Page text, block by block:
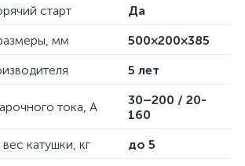
старт
Да
мм
500×200×385
5 лет
тока, А
30–200 / 20-
160
катушки, кг
до 5